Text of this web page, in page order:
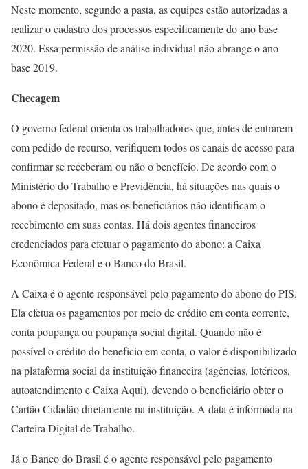
Neste momento, segundo a pasta, as equipes estão autorizadas a
realizar o cadastro dos processos especificamente do ano base
2020. Essa permissão de análise individual não abrange o ano
base 2019.
Checagem
O governo federal orienta os trabalhadores que, antes de entrarem
com pedido de recurso, verifiquem todos os canais de acesso para
confirmar se receberam ou não o benefício. De acordo com o
Ministério do Trabalho e Previdência, há situações nas quais o
abono é depositado, mas os beneficiários não identificam o
recebimento em suas contas. Há dois agentes financeiros
credenciados para efetuar o pagamento do abono: a Caixa
Econômica Federal e o Banco do Brasil.
A Caixa é o agente responsável pelo pagamento do abono do PIS.
Ela efetua os pagamentos por meio de crédito em conta corrente,
conta poupança ou poupança social digital. Quando não é
possível o crédito do benefício em conta, o valor é disponibilizado
na plataforma social da instituição financeira (agências, lotéricos,
autoatendimento e Caixa Aqui), devendo o beneficiário obter o
Cartão Cidadão diretamente na instituição. A data é informada na
Carteira Digital de Trabalho.
Já o Banco do Brasil é o agente responsável pelo pagamento